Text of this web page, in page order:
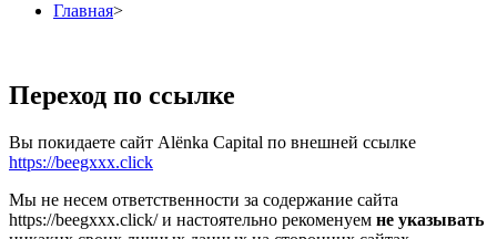
Главная>
Переход по ссылке
Вы покидаете сайт Alёnka Capital по внешней ссылке
https://beegxxx.click
Мы не несем ответственности за содержание сайта
https://beegxxx.click/ и настоятельно рекоменуем не указывать